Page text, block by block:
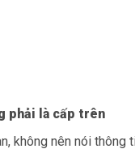
phải là cấp trên
không nên nói thông